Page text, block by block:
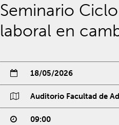
Seminario
laboral en
18/05/2026
Auditorio Facultad de
09:00